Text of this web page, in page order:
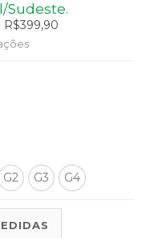
Sudeste.
R$399,90
G2 G3 G4